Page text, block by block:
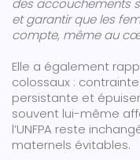
et garantir que les
compte, même au
Elle a également
colossaux :
persistante et
souvent lui-même
l’UNFPA reste
maternels évitables.